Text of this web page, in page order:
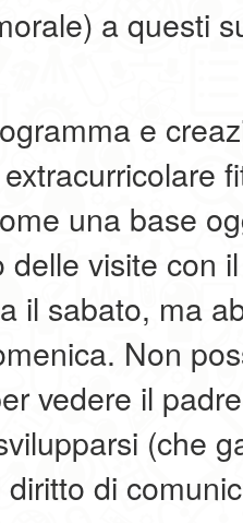
a questi
e
una base
delle visite con
il sabato, ma
Non
vedere il
(che
di